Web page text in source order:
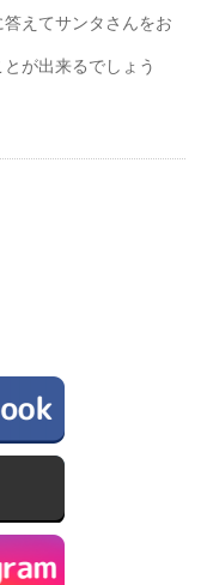
えてサンタさんをお
が出来るでしょう